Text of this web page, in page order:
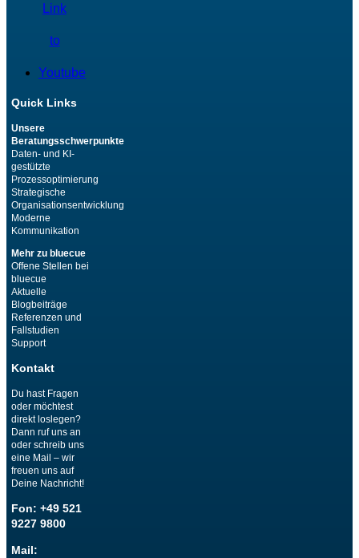
Link
to
Youtube
Quick Links
Unsere
Beratungsschwerpunkte
Daten- und KI-
gestützte
Prozessoptimierung
Strategische
Organisationsentwicklung
Moderne
Kommunikation
Mehr zu bluecue
Offene Stellen bei
bluecue
Aktuelle
Blogbeiträge
Referenzen und
Fallstudien
Support
Kontakt
Du hast Fragen
oder möchtest
direkt loslegen?
Dann ruf uns an
oder schreib uns
eine Mail – wir
freuen uns auf
Deine Nachricht!
Fon: +49 521
9227 9800
Mail: